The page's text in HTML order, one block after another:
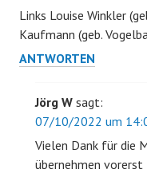
Links Louise Winkler
Kaufmann (geb.
ANTWORTEN
Jörg W sagt:
07/10/2022 um
Vielen Dank für die
übernehmen